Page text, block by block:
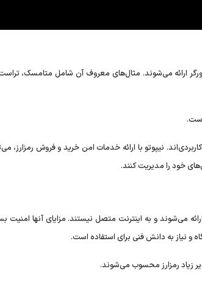
ارائه می‌شوند. مثال‌های معروف آن شامل متامسک،
نیپوتو با ارائه خدمات امن خرید و فروش رمزارز،
خود را مدیریت کنند.
می‌شوند و به اینترنت متصل نیستند. مزایای آنها امنیت
و نیاز به دانش فنی برای استفاده است.
زیاد رمزارز محسوب می‌شوند.